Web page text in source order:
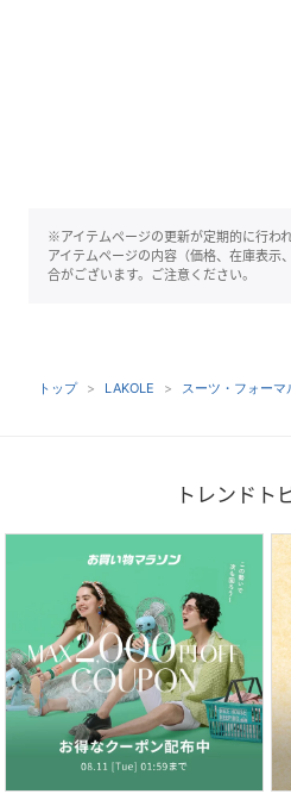
※アイテムページの更新が定期的に行わ
アイテムページの内容（価格、在庫表示
合がございます。ご注意ください。
トップ LAKOLE スーツ・フォーマ
トレンドト